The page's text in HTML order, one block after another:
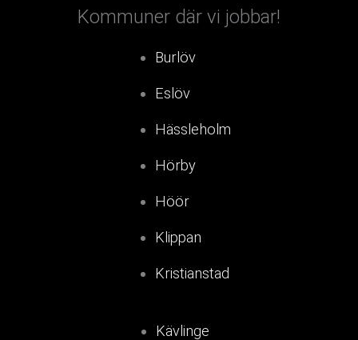
Kommuner där vi jobbar!
Burlöv
Eslöv
Hässleholm
Hörby
Höör
Klippan
Kristianstad
Kävlinge